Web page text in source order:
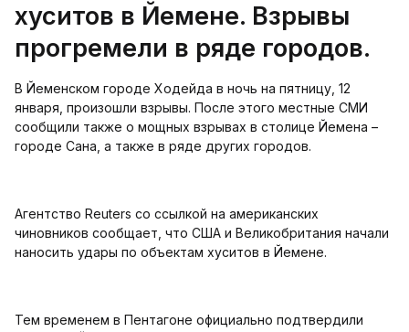
хуситов в Йемене. Взрывы
прогремели в ряде городов.
В Йеменском городе Ходейда в ночь на пятницу, 12
января, произошли взрывы. После этого местные СМИ
сообщили также о мощных взрывах в столице Йемена –
городе Сана, а также в ряде других городов.
Агентство Reuters со ссылкой на американских
чиновников сообщает, что США и Великобритания начали
наносить удары по объектам хуситов в Йемене.
Тем временем в Пентагоне официально подтвердили